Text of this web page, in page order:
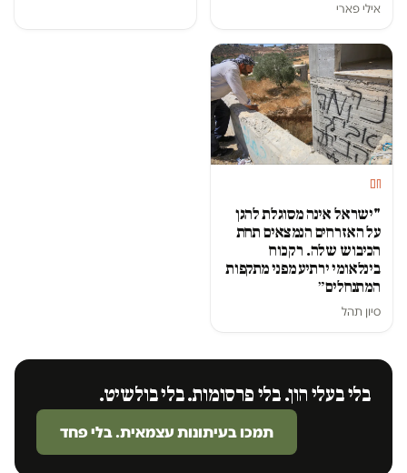
אילי פארי
חם
"ישראל אינה מסוגלת להגן
על האזרחים הנמצאים תחת
הכיבוש שלה. רק כוח
בינלאומי ירתיע מפני מתקפות
המתנחלים״
סיון תהל
בלי בעלי הון. בלי פרסומות. בלי בולשיט.
תמכו בעיתונות עצמאית. בלי פחד